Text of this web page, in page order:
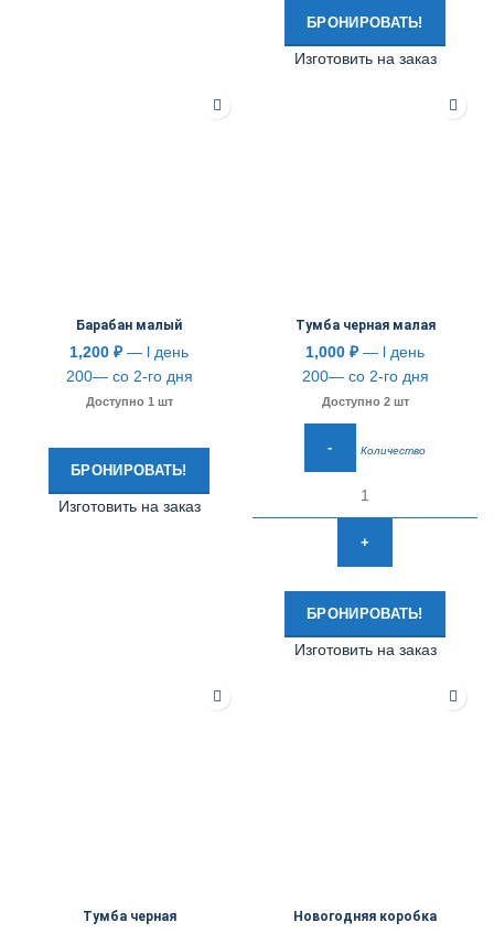
БРОНИРОВАТЬ!
Изготовить на заказ
Барабан малый
1,200 ₽— l день
200— со 2-го дня
Доступно 1 шт
БРОНИРОВАТЬ!
Изготовить на заказ
Тумба черная малая
1,000 ₽— l день
200— со 2-го дня
Доступно 2 шт
Количество
БРОНИРОВАТЬ!
Изготовить на заказ
Тумба черная Новогодняя коробка